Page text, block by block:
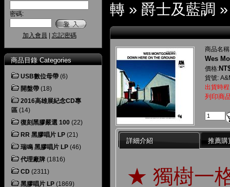
密碼:
加入會員 忘記密碼
商品目錄 Categories
USB數位母帶 (6)
開盤帶 (18)
2016高雄展紀念CD專
區 (14)
復刻黑膠嚴選 100 (22)
RR 黑膠唱片 LP (21)
瑞鳴 黑膠唱片 LP (46)
代理廠牌 (1816)
CD (2311)
黑膠唱片 LP (1869)
轉 » 爵士及藍調
商品名
Wes
價格:
貨號:
出貨時
列印商
詳細介紹 推薦購
★ 獨樹一